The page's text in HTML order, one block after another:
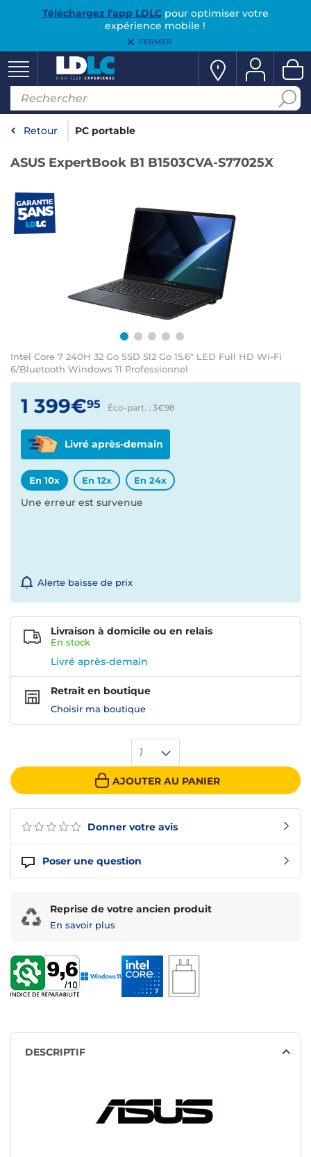
Téléchargez l'app LDLCpour optimiser votre
expérience mobile !
FERMER
Retour PC portable
ASUS ExpertBook B1 B1503CVA-S77025X
Intel Core 7 240H 32 Go SSD 512 Go 15.6" LED Full HD Wi-Fi
6/Bluetooth Windows 11 Professionnel
Donner votre avis
Poser une question
1 399€95 Éco-part. : 3€98
Livré après-demain
En 10x En 12x En 24x
Une erreur est survenue
Alerte baisse de prix
1
AJOUTER AU PANIER
Livraison à domicile ou en relais
En stock
Livré après-demain
Retrait en boutique
Choisir ma boutique
Reprise de votre ancien produit
En savoir plus
DESCRIPTIF